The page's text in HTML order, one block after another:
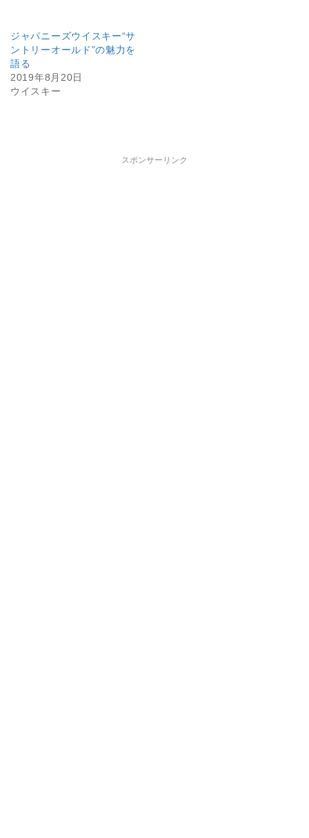
ジャパニーズウイスキー“サ
ントリーオールド”の魅力を
語る
2019年8月20日
ウイスキー
スポンサーリンク